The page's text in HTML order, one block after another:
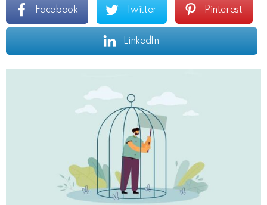
Facebook Twitter Pinterest
LinkedIn